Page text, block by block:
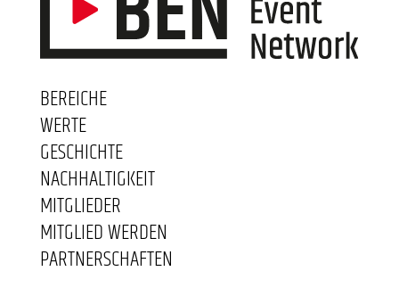
BEREICHE
WERTE
GESCHICHTE
NACHHALTIGKEIT
MITGLIEDER
MITGLIED WERDEN
PARTNERSCHAFTEN